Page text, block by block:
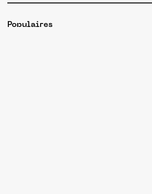
Populaires